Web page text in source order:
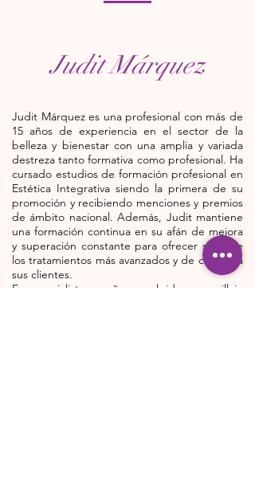
Judit Márquez
Judit Márquez es una profesional con más de
15 años de experiencia en el sector de la
belleza y bienestar con una amplia y variada
destreza tanto formativa como profesional. Ha
cursado estudios de formación profesional en
Estética Integrativa siendo la primera de su
promoción y recibiendo menciones y premios
de ámbito nacional. Además, Judit mantiene
una formación continua en su afán de mejora
y superación constante para ofrecer siempre
los tratamientos más avanzados y de calidad a
sus clientes.
Es especialista en uñas esculpidas, maquillaje